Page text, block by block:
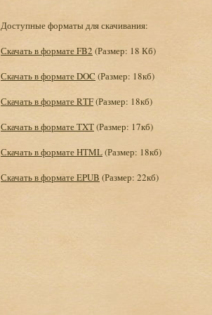
Доступные форматы для скачивания:
Скачать в формате FB2 (Размер: 18 Кб)
Скачать в формате DOC (Размер: 18кб)
Скачать в формате RTF(Размер: 18кб)
Скачать в формате TXT(Размер: 17кб)
Скачать в формате HTML(Размер: 18кб)
Скачать в формате EPUB (Размер: 22кб)